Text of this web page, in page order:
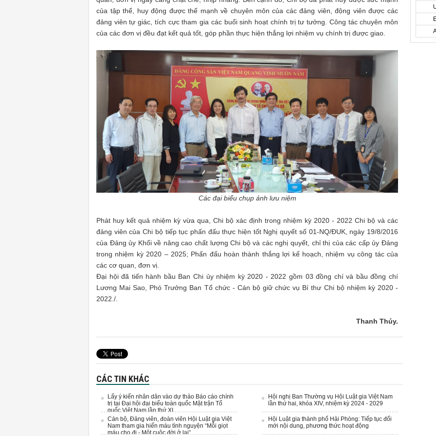
của tập thể, huy động được thế mạnh về chuyên môn của các đảng viên, động viên được các
đảng viên tự giác, tích cực tham gia các buổi sinh hoạt chính trị tư tưởng. Công tác chuyên môn
của các đơn vị đều đạt kết quả tốt, góp phần thực hiện thắng lợi nhiệm vụ chính trị được giao.
Các đại biểu chụp ảnh lưu niệm
Phát huy kết quả nhiệm kỳ vừa qua, Chi bộ xác định trong nhiệm kỳ 2020 - 2022 Chi bộ và các
đảng viên của Chi bộ tiếp tục phấn đấu thực hiện tốt Nghị quyết số 01-NQ/ĐUK, ngày 19/8/2016
của Đảng ủy Khối về nâng cao chất lượng Chi bộ và các nghị quyết, chỉ thị của các cấp ủy Đảng
trong nhiệm kỳ 2020 – 2025; Phấn đấu hoàn thành thắng lợi kế hoạch, nhiệm vụ công tác của
các cơ quan, đơn vị.
Đại hội đã tiến hành bầu Ban Chi ủy nhiệm kỳ 2020 - 2022 gồm 03 đồng chí và bầu đồng chí
Lương Mai Sao, Phó Trưởng Ban Tổ chức - Cán bộ giữ chức vụ Bí thư Chi bộ nhiệm kỳ 2020 -
2022./.
Thanh Thúy.
CÁC TIN KHÁC
Lấy ý kiến nhân dân vào dự thảo Báo cáo chính
trị tại Đại hội đại biểu toàn quốc Mặt trận Tổ
quốc Việt Nam lần thứ XI
Cán bộ, Đảng viên, đoàn viên Hội Luật gia Việt
Nam tham gia hiến máu tình nguyện “Mỗi giọt
máu cho đi - Một cuộc đời ở lại”
Hội nghị Ban Thường vụ Hội Luật gia Việt Nam
lần thứ hai, khóa XIV, nhiệm kỳ 2024 - 2029
Hội Luật gia thành phố Hải Phòng: Tiếp tục đổi
mới nội dung, phương thức hoạt động